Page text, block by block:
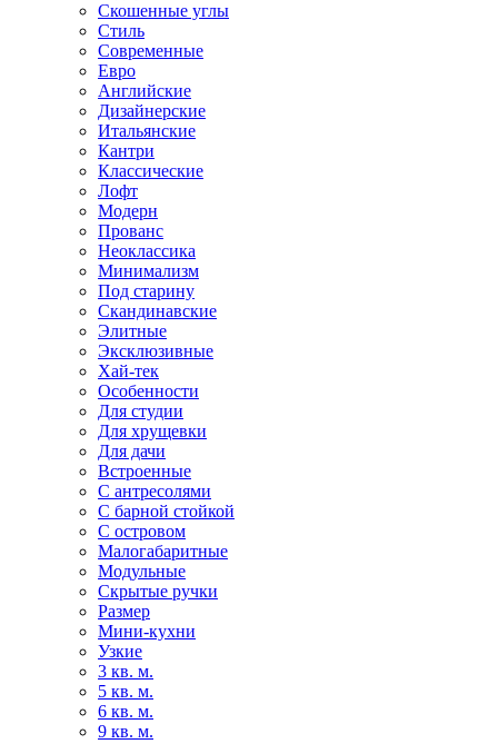
Скошенные углы
Стиль
Современные
Евро
Английские
Дизайнерские
Итальянские
Кантри
Классические
Лофт
Модерн
Прованс
Неоклассика
Минимализм
Под старину
Скандинавские
Элитные
Эксклюзивные
Хай-тек
Особенности
Для студии
Для хрущевки
Для дачи
Встроенные
С антресолями
С барной стойкой
С островом
Малогабаритные
Модульные
Скрытые ручки
Размер
Мини-кухни
Узкие
3 кв. м.
5 кв. м.
6 кв. м.
9 кв. м.